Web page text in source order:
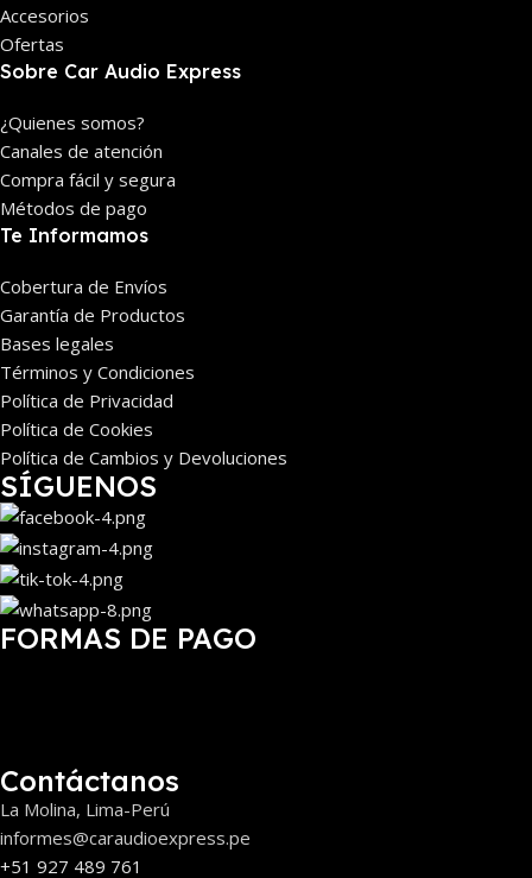
Accesorios
Ofertas
Sobre Car Audio Express
¿Quienes somos?
Canales de atención
Compra fácil y segura
Métodos de pago
Te Informamos
Cobertura de Envíos
Garantía de Productos
Bases legales
Términos y Condiciones
Política de Privacidad
Política de Cookies
Política de Cambios y Devoluciones
SÍGUENOS
FORMAS DE PAGO
Contáctanos
La Molina, Lima-Perú
informes@caraudioexpress.pe
+51 927 489 761